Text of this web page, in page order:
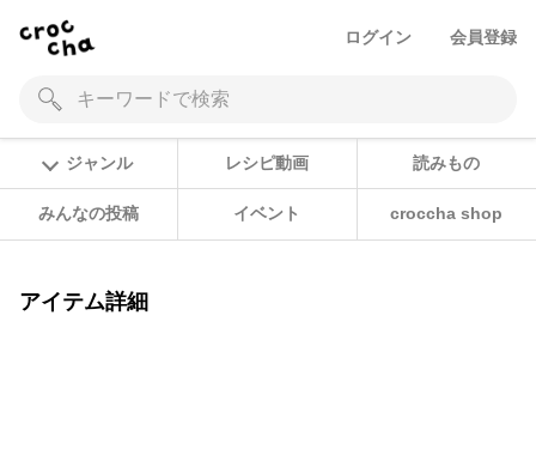
ログイン 会員登録
ジャンル レシピ動画 読みもの
みんなの投稿 イベント croccha shop
アイテム詳細